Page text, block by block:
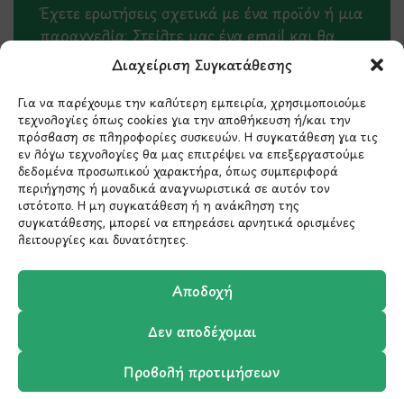
Διαχείριση Συγκατάθεσης
Για να παρέχουμε την καλύτερη εμπειρία, χρησιμοποιούμε
τεχνολογίες όπως cookies για την αποθήκευση ή/και την
πρόσβαση σε πληροφορίες συσκευών. Η συγκατάθεση για τις
εν λόγω τεχνολογίες θα μας επιτρέψει να επεξεργαστούμε
δεδομένα προσωπικού χαρακτήρα, όπως συμπεριφορά
περιήγησης ή μοναδικά αναγνωριστικά σε αυτόν τον
ιστότοπο. Η μη συγκατάθεση ή η ανάκληση της
συγκατάθεσης, μπορεί να επηρεάσει αρνητικά ορισμένες
λειτουργίες και δυνατότητες.
Αποδοχή
Δεν αποδέχομαι
Προβολή προτιμήσεων
Έχετε ερωτήσεις σχετικά με ένα προϊόν ή μια
παραγγελία; Στείλτε μας ένα email και θα
επικοινωνήσουμε σύντομα μαζί σας.
Μάθετε πρώτοι τα νέα
και τις προσφορές
μας.